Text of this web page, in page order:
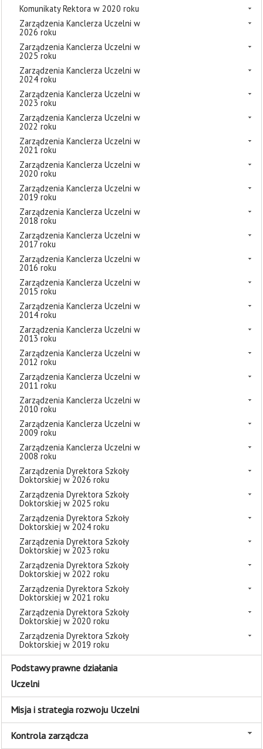
Komunikaty Rektora w 2020 roku
Zarządzenia Kanclerza Uczelni w
2026 roku
Zarządzenia Kanclerza Uczelni w
2025 roku
Zarządzenia Kanclerza Uczelni w
2024 roku
Zarządzenia Kanclerza Uczelni w
2023 roku
Zarządzenia Kanclerza Uczelni w
2022 roku
Zarządzenia Kanclerza Uczelni w
2021 roku
Zarządzenia Kanclerza Uczelni w
2020 roku
Zarządzenia Kanclerza Uczelni w
2019 roku
Zarządzenia Kanclerza Uczelni w
2018 roku
Zarządzenia Kanclerza Uczelni w
2017 roku
Zarządzenia Kanclerza Uczelni w
2016 roku
Zarządzenia Kanclerza Uczelni w
2015 roku
Zarządzenia Kanclerza Uczelni w
2014 roku
Zarządzenia Kanclerza Uczelni w
2013 roku
Zarządzenia Kanclerza Uczelni w
2012 roku
Zarządzenia Kanclerza Uczelni w
2011 roku
Zarządzenia Kanclerza Uczelni w
2010 roku
Zarządzenia Kanclerza Uczelni w
2009 roku
Zarządzenia Kanclerza Uczelni w
2008 roku
Zarządzenia Dyrektora Szkoły
Doktorskiej w 2026 roku
Zarządzenia Dyrektora Szkoły
Doktorskiej w 2025 roku
Zarządzenia Dyrektora Szkoły
Doktorskiej w 2024 roku
Zarządzenia Dyrektora Szkoły
Doktorskiej w 2023 roku
Zarządzenia Dyrektora Szkoły
Doktorskiej w 2022 roku
Zarządzenia Dyrektora Szkoły
Doktorskiej w 2021 roku
Zarządzenia Dyrektora Szkoły
Doktorskiej w 2020 roku
Zarządzenia Dyrektora Szkoły
Doktorskiej w 2019 roku
Podstawy prawne działania
Uczelni
Misja i strategia rozwoju Uczelni
Kontrola zarządcza